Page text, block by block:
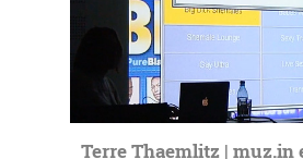
Terre Thaemlitz | muz.in